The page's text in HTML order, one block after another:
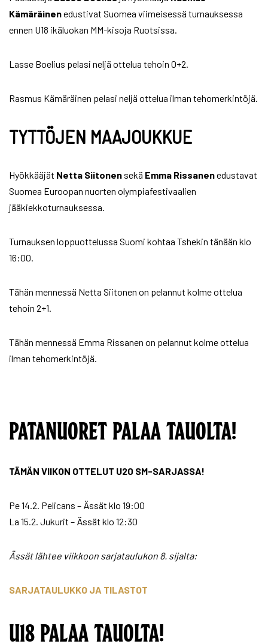
Kämäräinenedustivat Suomea viimeisessä turnauksessa
ennen U18 ikäluokan MM-kisoja Ruotsissa.
Lasse Boelius pelasi neljä ottelua tehoin 0+2.
Rasmus Kämäräinen pelasi neljä ottelua ilman tehomerkintöjä.
TYTTÖJEN MAAJOUKKUE
Hyökkääjät Netta Siitonen sekä Emma Rissanenedustavat
Suomea Euroopan nuorten olympiafestivaalien
jääkiekkoturnauksessa.
Turnauksen loppuottelussa Suomi kohtaa Tshekin tänään klo
16:00.
Tähän mennessä Netta Siitonen on pelannut kolme ottelua
tehoin 2+1.
Tähän mennessä Emma Rissanen on pelannut kolme ottelua
ilman tehomerkintöjä.
PATANUORET PALAA TAUOLTA!
TÄMÄN VIIKON OTTELUT U20 SM-SARJASSA!
Pe 14.2. Pelicans – Ässät klo 19:00
La 15.2. Jukurit – Ässät klo 12:30
Ässät lähtee viikkoon sarjataulukon 8. sijalta:
SARJATAULUKKO JA TILASTOT
U18 PALAA TAUOLTA!